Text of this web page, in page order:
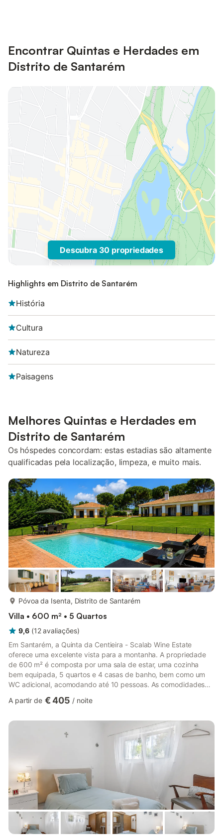
Encontrar Quintas e Herdades em
Distrito de Santarém
Descubra 30 propriedades
Highlights em Distrito de Santarém
História
Cultura
Natureza
Paisagens
Melhores Quintas e Herdades em
Distrito de Santarém
Os hóspedes concordam: estas estadias são altamente
qualificadas pela localização, limpeza, e muito mais.
Póvoa da Isenta, Distrito de Santarém
Villa • 600 m² • 5 Quartos
9,6 (12 avaliações)
Em Santarém, a Quinta da Centieira - Scalab Wine Estate
oferece uma excelente vista para a montanha. A propriedade
de 600 m² é composta por uma sala de estar, uma cozinha
bem equipada, 5 quartos e 4 casas de banho, bem como um
WC adicional, acomodando até 10 pessoas. As comodidades
escritório em casa, televisão, ar condicionado, máquina de lavar
ténis de mesa e uma mesa de bilhar disponíveis para seu uso.
Estão também disponíveis 2 berços para bebés. Este aluguer
A partir de € 405 / noite